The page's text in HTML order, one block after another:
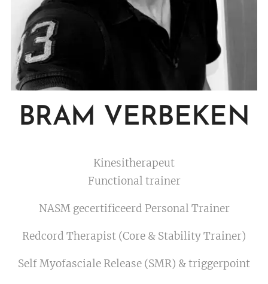
BRAM VERBEKEN
Kinesitherapeut
Functional trainer
NASM gecertificeerd Personal Trainer
Redcord Therapist (Core & Stability Trainer)
Self Myofasciale Release (SMR) & triggerpoint